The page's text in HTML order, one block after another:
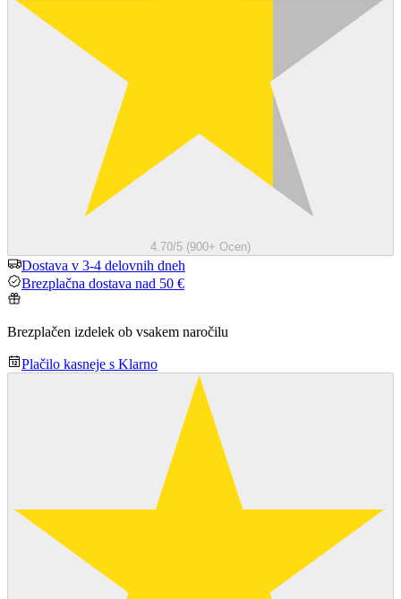
4.70/5 (900+ Ocen)
Dostava v 3-4 delovnih dneh
Brezplačna dostava nad 50 €
Brezplačen izdelek ob vsakem naročilu
Plačilo kasneje s Klarno